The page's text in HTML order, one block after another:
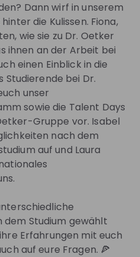
job openings
Tobias
Dann wirf in unserem
die Kulissen. Fiona,
wie sie zu Dr. Oetker
ihnen an der Arbeit bei
einen Einblick in die
Studierende bei Dr.
unser
sowie die Talent Days
Gruppe vor. Isabel
nach dem
auf und Laura
dem Studium gewählt
Erfahrungen mit euch
auf eure Fragen. 🍕